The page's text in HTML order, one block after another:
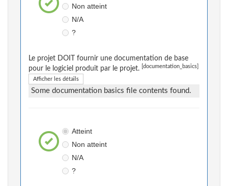
Non atteint
N/A
?
Le projet DOIT fournir une documentation de base
pour le logiciel produit par le projet.
[documentation_basics]
Afficher les détails
Some documentation basics file contents found.
Atteint
Non atteint
N/A
?